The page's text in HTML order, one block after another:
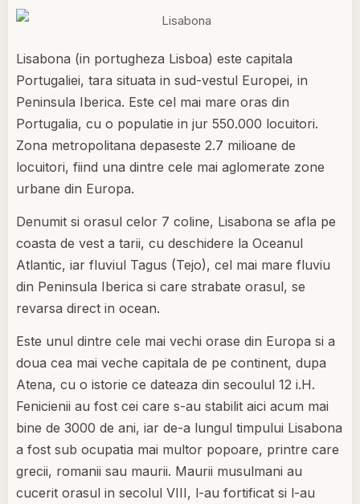
Lisabona (in portugheza Lisboa) este capitala
Portugaliei, tara situata in sud-vestul Europei, in
Peninsula Iberica. Este cel mai mare oras din
Portugalia, cu o populatie in jur 550.000 locuitori.
Zona metropolitana depaseste 2.7 milioane de
locuitori, fiind una dintre cele mai aglomerate zone
urbane din Europa.
Denumit si orasul celor 7 coline, Lisabona se afla pe
coasta de vest a tarii, cu deschidere la Oceanul
Atlantic, iar fluviul Tagus (Tejo), cel mai mare fluviu
din Peninsula Iberica si care strabate orasul, se
revarsa direct in ocean.
Este unul dintre cele mai vechi orase din Europa si a
doua cea mai veche capitala de pe continent, dupa
Atena, cu o istorie ce dateaza din secoulul 12 i.H.
Fenicienii au fost cei care s-au stabilit aici acum mai
bine de 3000 de ani, iar de-a lungul timpului Lisabona
a fost sub ocupatia mai multor popoare, printre care
grecii, romanii sau maurii. Maurii musulmani au
cucerit orasul in secolul VIII, l-au fortificat si l-au